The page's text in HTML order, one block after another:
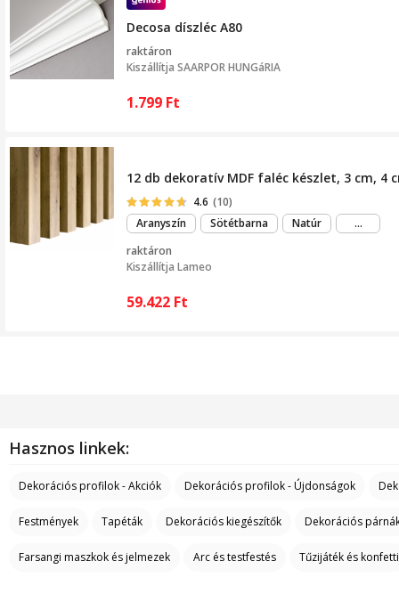
Decosa díszléc A80
raktáron
Kiszállítja SAARPOR HUNGáRIA
1.799 Ft
12 db dekoratív MDF faléc készlet, 3 cm, 4
4.6 (10)
Aranyszín
Sötétbarna Natúr ...még
raktáron
Kiszállítja Lameo
59.422 Ft
Hasznos linkek:
Dekorációs profilok - Akciók Dekorációs profilok - Újdonságok
Festmények Tapéták Dekorációs kiegészítők Dekorációs
Farsangi maszkok és jelmezek Arc és testfestés Tűzijáték és konfetti